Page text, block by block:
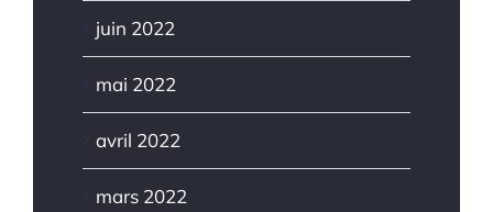
juin 2022
mai 2022
avril 2022
mars 2022